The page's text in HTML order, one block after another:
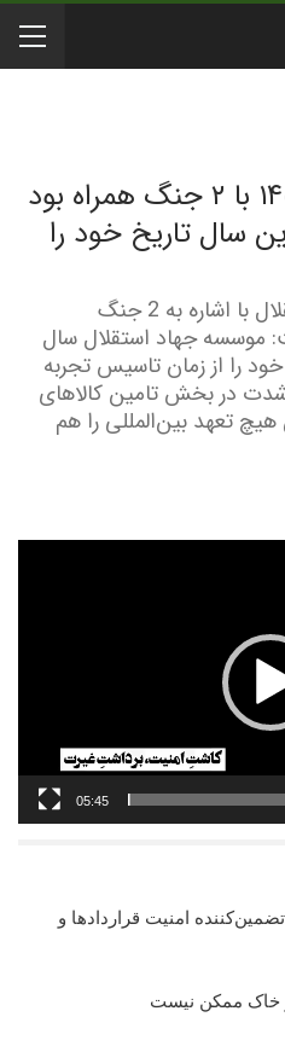
نمازی: در حالی که ۱۴۰۴ با ۲ جنگ همراه بود
سال تاریخ خود را
مدیرعامل موسسه جهاد استقلال با اشاره به 2 جنگ
در سال ۱۴۰۴، گفت: موسسه جهاد استقلال سال
را از زمان تاسیس تجربه
شدت در بخش تامین کالاهای
تعهد بین‌المللی را هم
05:45
امنیت قراردادها و
خاک ممکن نیست